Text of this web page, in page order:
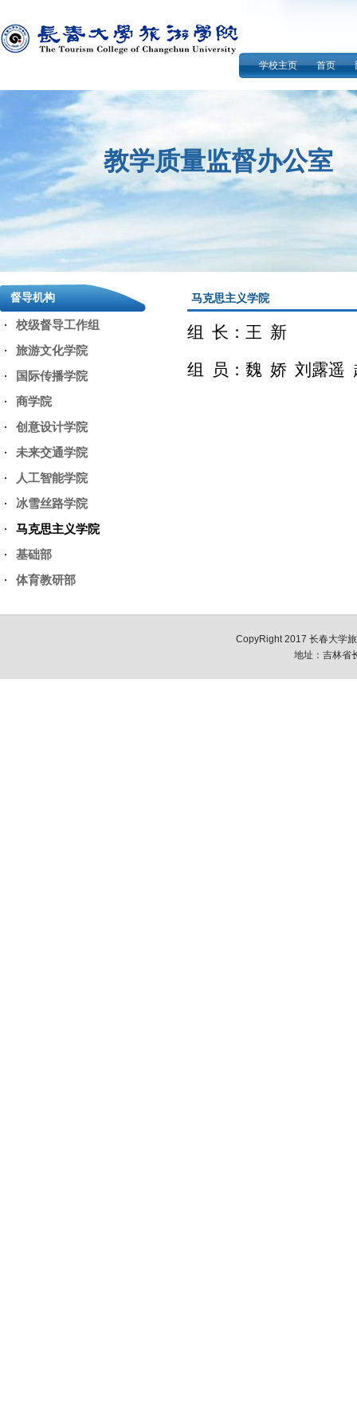
学校主页 首页
教学质量监督办公室
督导机构
校级督导工作组
旅游文化学院
国际传播学院
商学院
创意设计学院
未来交通学院
人工智能学院
冰雪丝路学院
马克思主义学院
基础部
体育教研部
马克思主义学院
组 长： 王 新
组 员：魏 娇 刘露遥
CopyRight 2017 长春大学
地址：吉林省